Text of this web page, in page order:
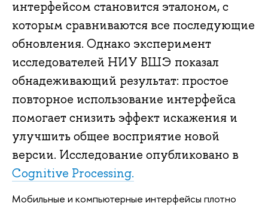
интерфейсом становится эталоном, с
которым сравниваются все последующие
обновления. Однако эксперимент
исследователей НИУ ВШЭ показал
обнадеживающий результат: простое
повторное использование интерфейса
помогает снизить эффект искажения и
улучшить общее восприятие новой
версии. Исследование опубликовано в
Cognitive Processing.
Мобильные и компьютерные интерфейсы плотно